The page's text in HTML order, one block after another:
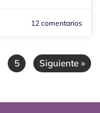
12 comentarios
5 Siguiente »